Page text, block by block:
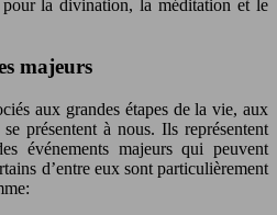
la divination, la méditation et le
majeurs
aux grandes étapes de la vie, aux
présentent à nous. Ils représentent
événements majeurs qui peuvent
d’entre eux sont particulièrement